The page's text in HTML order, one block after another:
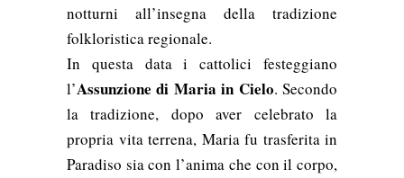
notturni all’insegna della tradizione
folkloristica regionale.
In questa data i cattolici festeggiano
l’Assunzione di Maria in Cielo. Secondo
la tradizione, dopo aver celebrato la
propria vita terrena, Maria fu trasferita in
Paradiso sia con l’anima che con il corpo,